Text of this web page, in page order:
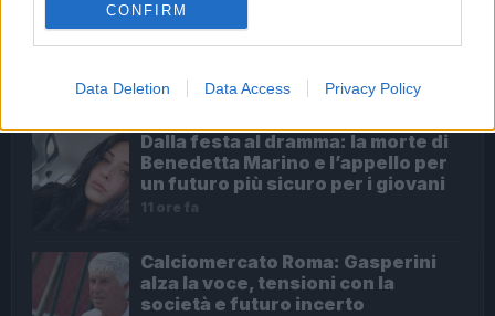
CONFIRM
Data Deletion Data Access Privacy Policy
ULTIME NOTIZIE
Dalla festa al dramma: la morte di
Benedetta Marino e l’appello per
un futuro più sicuro per i giovani
11 ore fa
Calciomercato Roma: Gasperini
alza la voce, tensioni con la
società e futuro incerto